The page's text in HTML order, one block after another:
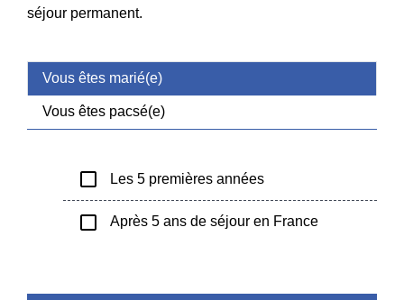
séjour permanent.
Vous êtes marié(e)
Vous êtes pacsé(e)
check_box_outline_blank Les 5 premières années
check_box_outline_blank Après 5 ans de séjour en France